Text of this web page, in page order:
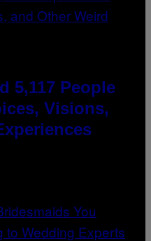
5,117 People
Visions,